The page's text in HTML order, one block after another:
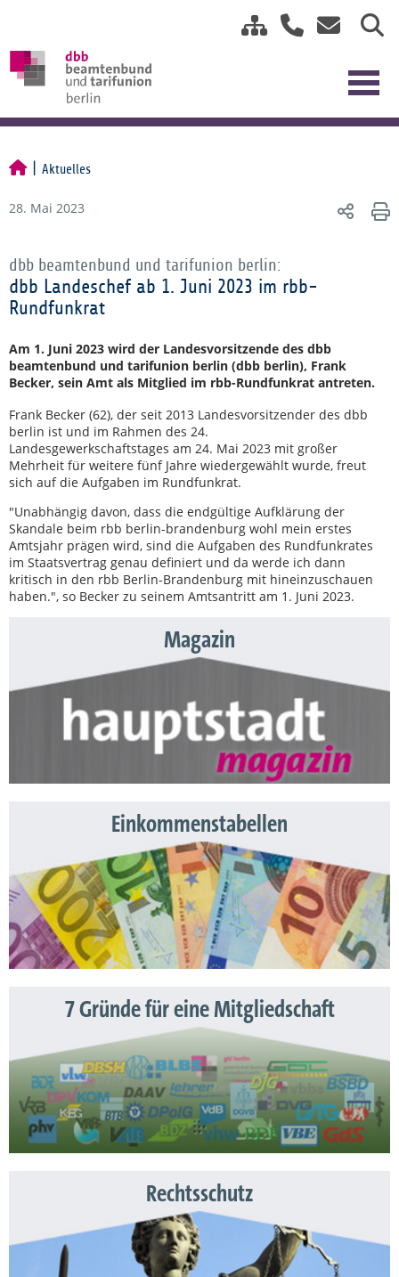
Aktuelles
28. Mai 2023
dbb beamtenbund und tarifunion berlin:
dbb Landeschef ab 1. Juni 2023 im rbb-
Rundfunkrat
Am 1. Juni 2023 wird der Landesvorsitzende des dbb
beamtenbund und tarifunion berlin (dbb berlin), Frank
Becker, sein Amt als Mitglied im rbb-Rundfunkrat antreten.
Frank Becker (62), der seit 2013 Landesvorsitzender des dbb
berlin ist und im Rahmen des 24.
Landesgewerkschaftstages am 24. Mai 2023 mit großer
Mehrheit für weitere fünf Jahre wiedergewählt wurde, freut
sich auf die Aufgaben im Rundfunkrat.
"Unabhängig davon, dass die endgültige Aufklärung der
Skandale beim rbb berlin-brandenburg wohl mein erstes
Amtsjahr prägen wird, sind die Aufgaben des Rundfunkrates
im Staatsvertrag genau definiert und da werde ich dann
kritisch in den rbb Berlin-Brandenburg mit hineinzuschauen
haben.", so Becker zu seinem Amtsantritt am 1. Juni 2023.
Magazin
Einkommenstabellen
7 Gründe für eine Mitgliedschaft
Rechtsschutz